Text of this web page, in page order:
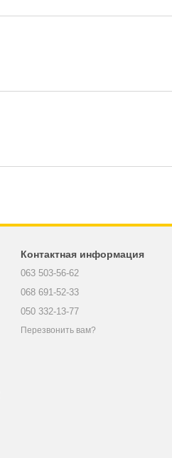
Контактная информация
063 503-56-62
068 691-52-33
050 332-13-77
Перезвонить вам?